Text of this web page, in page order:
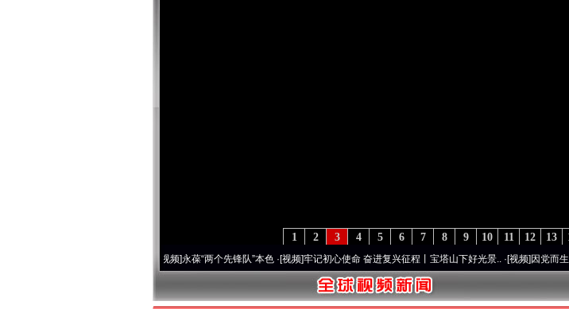
13
12
11
10
9
8
7
6
5
4
3
2
1
永葆“两个先锋队”本色·[视频]牢记初心使命 奋进复兴征程丨宝塔山下好光景..·[视频]因党而生 为党而